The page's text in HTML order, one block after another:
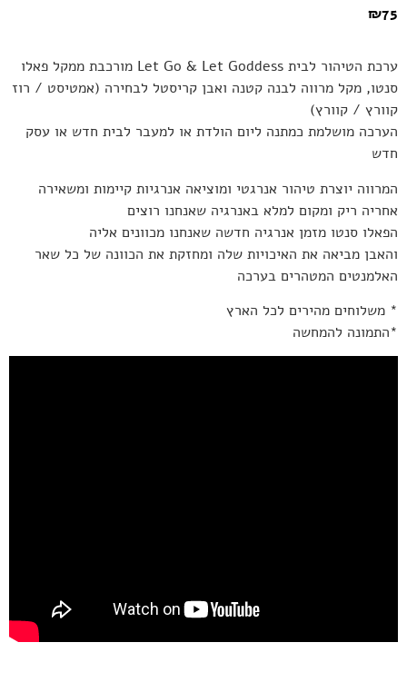
₪75
ערכת הטיהור לבית Let Go & Let Goddess מורכבת ממקל פאלו
סנטו, מקל מרווה לבנה קטנה ואבן קריסטל לבחירה (אמטיסט / רוז
קוורץ / קוורץ)
הערכה מושלמת כמתנה ליום הולדת או למעבר לבית חדש או עסק
חדש
המרווה יוצרת טיהור אנרגטי ומוציאה אנרגיות קיימות ומשאירה
אחריה ריק ומקום למלא באנרגיה שאנחנו רוצים
הפאלו סנטו מזמן אנרגיה חדשה שאנחנו מכוונים אליה
והאבן מביאה את האיכויות שלה ומחזקת את הכוונה של כל שאר
האלמנטים המטהרים בערכה
* משלוחים מהירים לכל הארץ
*התמונה להמחשה